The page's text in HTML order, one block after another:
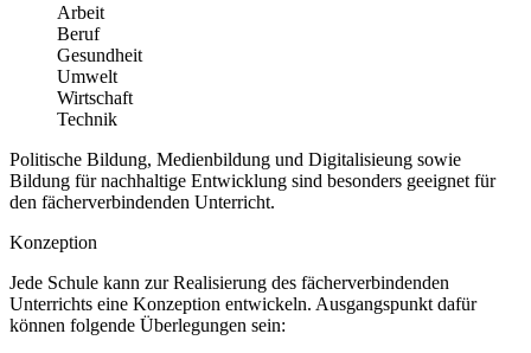
Arbeit
Beruf
Gesundheit
Umwelt
Wirtschaft
Technik
Politische Bildung, Medienbildung und Digitalisieung sowie
Bildung für nachhaltige Entwicklung sind besonders geeignet für
den fächerverbindenden Unterricht.
Konzeption
Jede Schule kann zur Realisierung des fächerverbindenden
Unterrichts eine Konzeption entwickeln. Ausgangspunkt dafür
können folgende Überlegungen sein: